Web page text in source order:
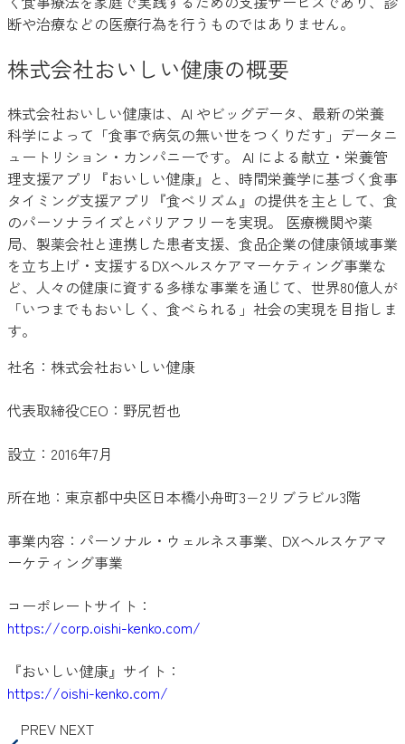
断や治療などの医療行為を行うものではありません。
株式会社おいしい健康の概要
株式会社おいしい健康は、AI やビッグデータ、最新の栄養
科学によって「食事で病気の無い世をつくりだす」データニ
ュートリション・カンパニーです。 AI による献立・栄養管
理支援アプリ『おいしい健康』と、時間栄養学に基づく食事
タイミング支援アプリ『食べリズム』の提供を主として、食
のパーソナライズとバリアフリーを実現。 医療機関や薬
局、製薬会社と連携した患者支援、食品企業の健康領域事業
を立ち上げ・支援するDXヘルスケアマーケティング事業な
ど、人々の健康に資する多様な事業を通じて、世界80億人が
「いつまでもおいしく、食べられる」社会の実現を目指しま
す。
社名：株式会社おいしい健康
代表取締役CEO：野尻哲也
設立：2016年7月
所在地：東京都中央区日本橋小舟町3−2リブラビル3階
事業内容：パーソナル・ウェルネス事業、DXヘルスケアマ
ーケティング事業
コーポレートサイト：
https://corp.oishi-kenko.com/
『おいしい健康』サイト：
https://oishi-kenko.com/
PREV NEXT